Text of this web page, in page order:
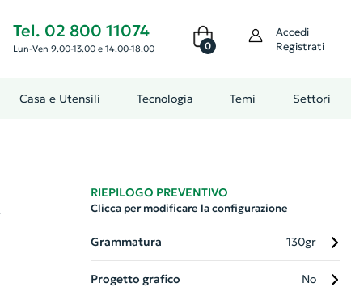
Tel. 02 800 11074
Lun-Ven 9.00-13.00 e 14.00-18.00 0
Accedi
Registrati
Casa e Utensili Tecnologia Temi Settori
RIEPILOGO PREVENTIVO
Clicca per modificare la configurazione
Grammatura 130gr
Progetto grafico No